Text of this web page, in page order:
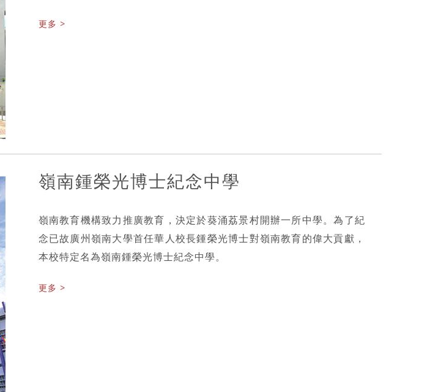
更多 >
嶺南鍾榮光博士紀念中學
嶺南教育機構致力推廣教育，決定於葵涌荔景村開辦一所中學。為了紀
念已故廣州嶺南大學首任華人校長鍾榮光博士對嶺南教育的偉大貢獻，
本校特定名為嶺南鍾榮光博士紀念中學。
更多 >